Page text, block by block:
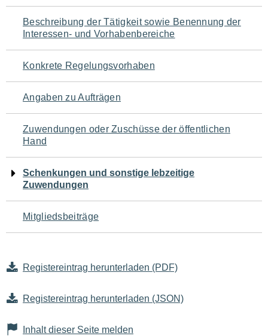
den
Seiteninhalt
Beschreibung der Tätigkeit sowie Benennung der
Interessen- und Vorhabenbereiche
Konkrete Regelungsvorhaben
Angaben zu Aufträgen
Zuwendungen oder Zuschüsse der öffentlichen
Hand
Schenkungen und sonstige lebzeitige
Zuwendungen
Mitgliedsbeiträge
Registereintrag herunterladen (PDF)
Registereintrag herunterladen (JSON)
Inhalt dieser Seite melden